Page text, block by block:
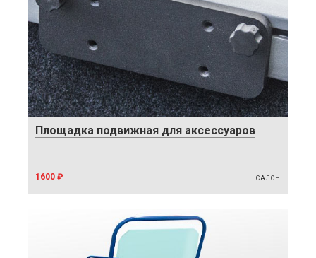
Площадка подвижная для аксессуаров
1600 ₽ САЛОН